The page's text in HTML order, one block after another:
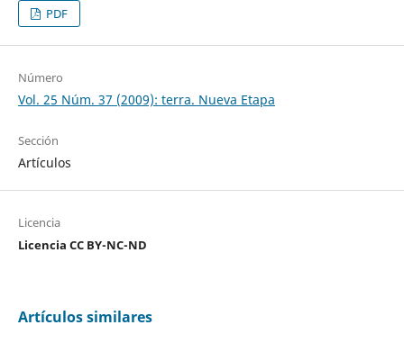
PDF
Número
Vol. 25 Núm. 37 (2009): terra. Nueva Etapa
Sección
Artículos
Licencia
Licencia CC BY-NC-ND
Artículos similares